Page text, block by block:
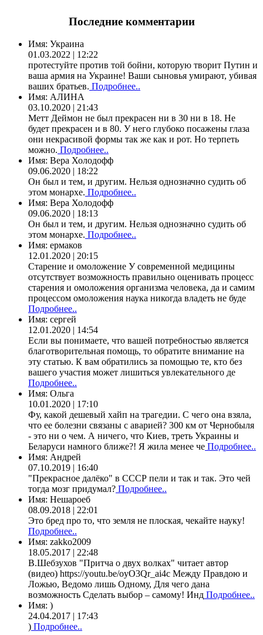
Последние комментарии
Имя: Украина
01.03.2022 | 12:22
протестуйте против той бойни, которую творит Путин и
ваша армия на Украине! Ваши сыновья умирают, убивая
ваших братьев. Подробнее..
Имя: АЛИНА
03.10.2020 | 21:43
Метт Деймон не был прекрасен ни в 30 ни в 18. Не
будет прекрасен и в 80. У него глубоко посажены глаза
они некрасивой формы так же как и рот. Но терпеть
можно. Подробнее..
Имя: Вера Холодофф
09.06.2020 | 18:22
Он был и тем, и другим. Нельзя однозначно судить об
этом монархе. Подробнее..
Имя: Вера Холодофф
09.06.2020 | 18:13
Он был и тем, и другим. Нельзя однозначно судить об
этом монархе. Подробнее..
Имя: ермаков
12.01.2020 | 20:15
Старение и омоложение У современной медицины
отсутствует возможность правильно оценивать процесс
старения и омоложения организма человека, да и самим
процессом омоложения наука никогда владеть не буде
Подробнее..
Имя: сергей
12.01.2020 | 14:54
Если вы понимаете, что вашей потребностью является
благотворительная помощь, то обратите внимание на
эту статью. К вам обратились за помощью те, кто без
вашего участия может лишиться увлекательного де
Подробнее..
Имя: Ольга
10.01.2020 | 17:10
Фу, какой дешевый хайп на трагедии. С чего она взяла,
что ее болезни связаны с аварией? 300 км от Чернобыля
- это ни о чем. А ничего, что Киев, треть Украины и
Беларуси намного ближе?! Я жила менее че Подробнее..
Имя: Андрей
07.10.2019 | 16:40
"Прекрасное далёко" в СССР пели и так и так. Это чей
тогда мозг придумал? Подробнее..
Имя: Нешароеб
08.09.2018 | 22:01
Это бред про то, что земля не плоская, чекайте науку!
Подробнее..
Имя: zakko2009
18.05.2017 | 22:48
В.Шебзухов "Притча о двух волках" читает автор
(видео) https://youtu.be/oyO3Qr_ai4c Между Правдою и
Ложью, Ведомо лишь Одному, Для чего дана
возможность Сделать выбор – самому! Инд Подробнее..
Имя: )
24.04.2017 | 17:43
) Подробнее..